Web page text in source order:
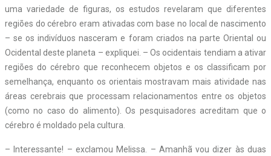
uma variedade de figuras, os estudos revelaram que diferentes
regiões do cérebro eram ativadas com base no local de nascimento
– se os indivíduos nasceram e foram criados na parte Oriental ou
Ocidental deste planeta – expliquei. – Os ocidentais tendiam a ativar
regiões do cérebro que reconhecem objetos e os classificam por
semelhança, enquanto os orientais mostravam mais atividade nas
áreas cerebrais que processam relacionamentos entre os objetos
(como no caso do alimento). Os pesquisadores acreditam que o
cérebro é moldado pela cultura.
– Interessante! – exclamou Melissa. – Amanhã vou dizer às duas